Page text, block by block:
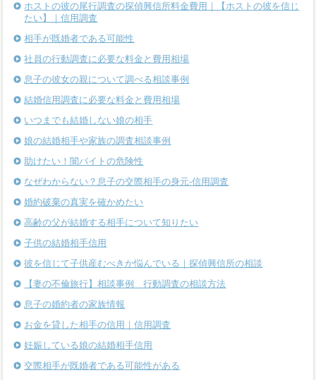
ホストの彼の尾行調査の探偵興信所料金費用｜【ホストの彼を信じ
たい】｜信用調査
相手が既婚者である可能性
社員の行動調査に必要な料金と費用相場
息子の彼女の親について調べる相談事例
結婚信用調査に必要な料金と費用相場
いつまでも結婚しない娘の相手
娘の結婚相手や家族の調査相談事例
助けたい！闇バイトの危険性
なぜわからない？息子の交際相手の身元-信用調査
婚約破棄の真実を確かめたい
高齢の父が結婚する相手について知りたい
子供の結婚相手信用
彼を信じて子供産むべきか悩んでいる｜探偵興信所の相談
【妻の不倫旅行】相談事例 行動調査の相談方法
息子の婚約者の家族情報
お金を貸した相手の信用｜信用調査
妊娠している娘の結婚相手信用
交際相手が既婚者である可能性がある